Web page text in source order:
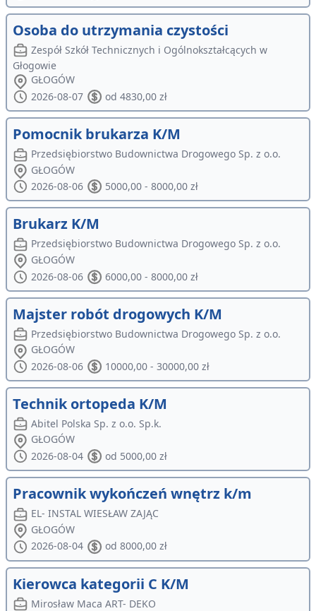
Osoba do utrzymania czystości
Zespół Szkół Technicznych i Ogólnokształcących w
Głogowie
GŁOGÓW
2026-08-07
od 4830,00 zł
Pomocnik brukarza K/M
Przedsiębiorstwo Budownictwa Drogowego Sp. z o.o.
GŁOGÓW
2026-08-06
5000,00 - 8000,00 zł
Brukarz K/M
Przedsiębiorstwo Budownictwa Drogowego Sp. z o.o.
GŁOGÓW
2026-08-06
6000,00 - 8000,00 zł
Majster robót drogowych K/M
Przedsiębiorstwo Budownictwa Drogowego Sp. z o.o.
GŁOGÓW
2026-08-06
10000,00 - 30000,00 zł
Technik ortopeda K/M
Abitel Polska Sp. z o.o. Sp.k.
GŁOGÓW
2026-08-04
od 5000,00 zł
Pracownik wykończeń wnętrz k/m
EL- INSTAL WIESŁAW ZAJĄC
GŁOGÓW
2026-08-04
od 8000,00 zł
Kierowca kategorii C K/M
Mirosław Maca ART- DEKO